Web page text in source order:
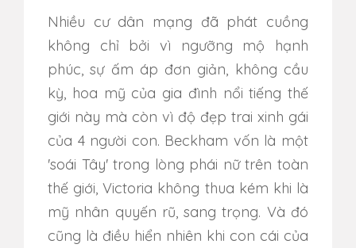
Nhiều cư dân mạng đã phát cuồng
không chỉ bởi vì ngưỡng mộ hạnh
phúc, sự ấm áp đơn giản, không cầu
kỳ, hoa mỹ của gia đình nổi tiếng thế
giới này mà còn vì độ đẹp trai xinh gái
của 4 người con. Beckham vốn là một
'soái Tây' trong lòng phái nữ trên toàn
thế giới, Victoria không thua kém khi là
mỹ nhân quyến rũ, sang trọng. Và đó
cũng là điều hiển nhiên khi con cái của